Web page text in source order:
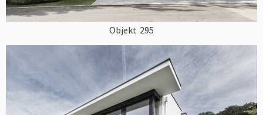
Objekt 295